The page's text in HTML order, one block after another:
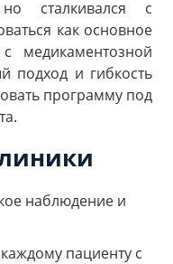
но сталкивался с
как основное
медикаментозной
подход и гибкость
программу под
наблюдение и
пациенту с